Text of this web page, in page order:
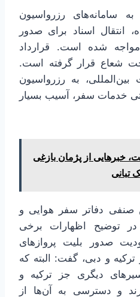
سامانه‌های رزرواسیون
انتقال اسناد برای صدور
شده است. قرارداد
شعاع قرار گرفته است.
به رزرواسیون
خدمات سفر، آسیب بسیار
خبرهایی از پژمان بازغی
تبانی
صنفی دفاتر سفر هوایی و
توضیح اظهارات برخی
صدور بلیت پروازهای
و دبی، گفت: البته که
دیگری جز ترکیه و
و دسترسی به آن‌ها از